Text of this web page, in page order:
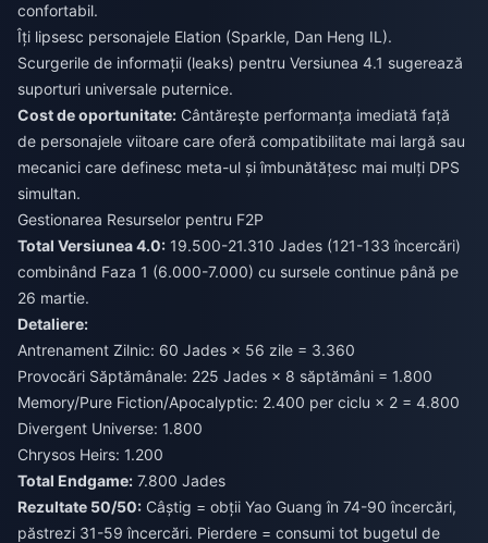
confortabil.
Îți lipsesc personajele Elation (Sparkle, Dan Heng IL).
Scurgerile de informații (leaks) pentru Versiunea 4.1 sugerează
suporturi universale puternice.
Cost de oportunitate: Cântărește performanța imediată față
de personajele viitoare care oferă compatibilitate mai largă sau
mecanici care definesc meta-ul și îmbunătățesc mai mulți DPS
simultan.
Gestionarea Resurselor pentru F2P
Total Versiunea 4.0: 19.500-21.310 Jades (121-133 încercări)
combinând Faza 1 (6.000-7.000) cu sursele continue până pe
26 martie.
Detaliere:
Antrenament Zilnic: 60 Jades × 56 zile = 3.360
Provocări Săptămânale: 225 Jades × 8 săptămâni = 1.800
Memory/Pure Fiction/Apocalyptic: 2.400 per ciclu × 2 = 4.800
Divergent Universe: 1.800
Chrysos Heirs: 1.200
Total Endgame: 7.800 Jades
Rezultate 50/50: Câștig = obții Yao Guang în 74-90 încercări,
păstrezi 31-59 încercări. Pierdere = consumi tot bugetul de